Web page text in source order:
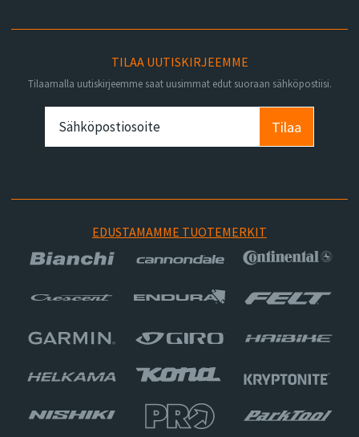
TILAA UUTISKIRJEEMME
Tilaamalla uutiskirjeemme saat uusimmat edut suoraan sähköpostiisi.
Tilaa
EDUSTAMAMME TUOTEMERKIT